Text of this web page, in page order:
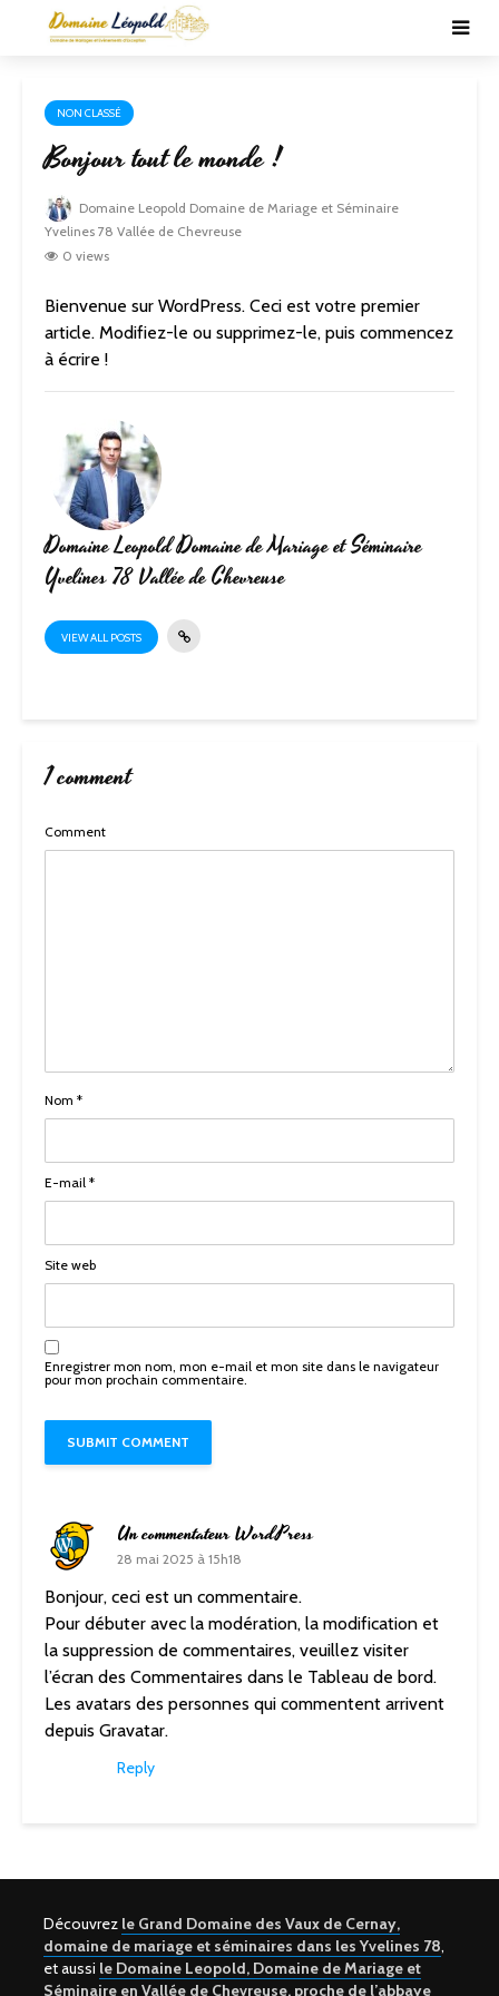
NON CLASSÉ
Bonjour tout le monde !
Domaine Leopold Domaine de Mariage et Séminaire
Yvelines 78 Vallée de Chevreuse
0 views
Bienvenue sur WordPress. Ceci est votre premier
article. Modifiez-le ou supprimez-le, puis commencez
à écrire !
Domaine Leopold Domaine de Mariage et Séminaire
Yvelines 78 Vallée de Chevreuse
VIEW ALL POSTS
1 comment
Comment
Nom *
E-mail *
Site web
Enregistrer mon nom, mon e-mail et mon site dans le navigateur
pour mon prochain commentaire.
Un commentateur WordPress
28 mai 2025 à 15h18
Bonjour, ceci est un commentaire.
Pour débuter avec la modération, la modification et
la suppression de commentaires, veuillez visiter
l’écran des Commentaires dans le Tableau de bord.
Les avatars des personnes qui commentent arrivent
depuis Gravatar.
Reply
Découvrez le Grand Domaine des Vaux de Cernay,
domaine de mariage et séminaires dans les Yvelines 78,
et aussi le Domaine Leopold, Domaine de Mariage et
Séminaire en Vallée de Chevreuse, proche de l’abbaye